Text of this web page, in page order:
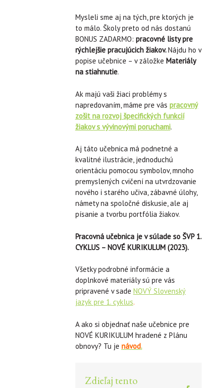
Mysleli sme aj na tých, pre ktorých je
to málo. Školy preto od nás dostanú
BONUS ZADARMO: pracovné listy pre
rýchlejšie pracujúcich žiakov.Nájdu ho v
popise učebnice – v záložke Materiály
na stiahnutie.
Ak majú vaši žiaci problémy s
napredovaním, máme pre vás pracovný
zošit na rozvoj špecifických funkcií
žiakov s vývinovými poruchami.
Aj táto učebnica má podnetné a
kvalitné ilustrácie, jednoduchú
orientáciu pomocou symbolov, mnoho
premyslených cvičení na utvrdzovanie
nového i starého učiva, zábavné úlohy,
námety na spoločné diskusie, ale aj
písanie a tvorbu portfólia žiakov.
Pracovná učebnica je v súlade so ŠVP 1.
CYKLUS – NOVÉ KURIKULUM (2023).
Všetky podrobné informácie a
doplnkové materiály sú pre vás
pripravené v sade NOVÝ Slovenský
jazyk pre 1. cyklus.
A ako si objednať naše učebnice pre
NOVÉ KURIKULUM hradené z Plánu
obnovy? Tu je návod.
Zdieľaj tento